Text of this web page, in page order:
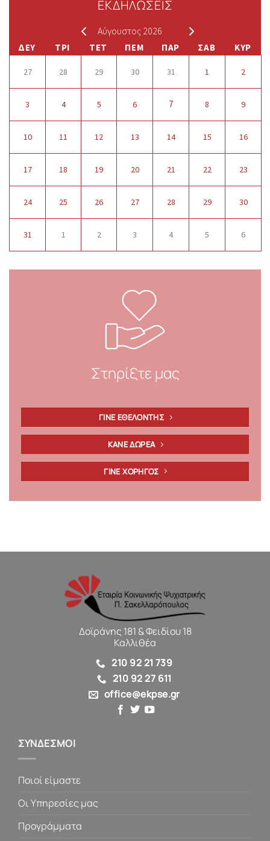
ΕΚΔΗΛΩΣΕΙΣ
Αύγουστος 2026
ΔΕΥ ΤΡΙ ΤΕΤ ΠΕΜ ΠΑΡ ΣΑΒ ΚΥΡ
27 28 29 30 31 1 2
3 4 5 6 7 8 9
10 11 12 13 14 15 16
17 18 19 20 21 22 23
24 25 26 27 28 29 30
31 1 2 3 4 5 6
Στηρίξτε μας
ΓΙΝΕ ΕΘΕΛΟΝΤΗΣ
ΚΑΝΕ ΔΩΡΕΑ
ΓΙΝΕ ΧΟΡΗΓΟΣ
Δοϊράνης 181 & Φειδίου 18
Καλλιθέα
210 92 21 739
210 92 27 611
office@ekpse.gr
ΣΥΝΔΕΣΜΟΙ
Ποιοί είμαστε
Οι Υπηρεσίες μας
Προγράμματα